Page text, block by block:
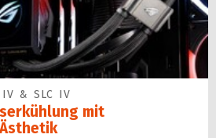
IV & SLC IV
mit